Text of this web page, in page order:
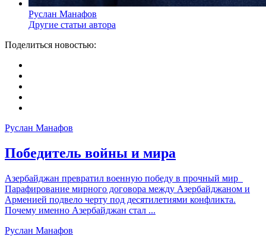
Руслан Манафов
Другие статьи автора
Поделиться новостью:
Руслан Манафов
Победитель войны и мира
Азербайджан превратил военную победу в прочный мир
Парафирование мирного договора между Азербайджаном и
Арменией подвело черту под десятилетиями конфликта.
Почему именно Азербайджан стал ...
Руслан Манафов